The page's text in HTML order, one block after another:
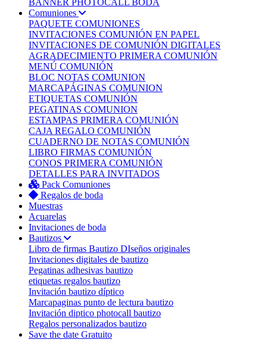
BANNER PHOTOCALL BODA
Comuniones
PAQUETE COMUNIONES
INVITACIONES COMUNIÓN EN PAPEL
INVITACIONES DE COMUNIÓN DIGITALES
AGRADECIMIENTO PRIMERA COMUNIÓN
MENÚ COMUNIÓN
BLOC NOTAS COMUNION
MARCAPÁGINAS COMUNION
ETIQUETAS COMUNIÓN
PEGATINAS COMUNION
ESTAMPAS PRIMERA COMUNIÓN
CAJA REGALO COMUNIÓN
CUADERNO DE NOTAS COMUNIÓN
LIBRO FIRMAS COMUNIÓN
CONOS PRIMERA COMUNIÓN
DETALLES PARA INVITADOS
Pack Comuniones
Regalos de boda
Muestras
Acuarelas
Invitaciones de boda
Bautizos
Libro de firmas Bautizo DIseños originales
Invitaciones digitales de bautizo
Pegatinas adhesivas bautizo
etiquetas regalos bautizo
Invitación bautizo díptico
Marcapaginas punto de lectura bautizo
Invitación diptico photocall bautizo
Regalos personalizados bautizo
Save the date Gratuito